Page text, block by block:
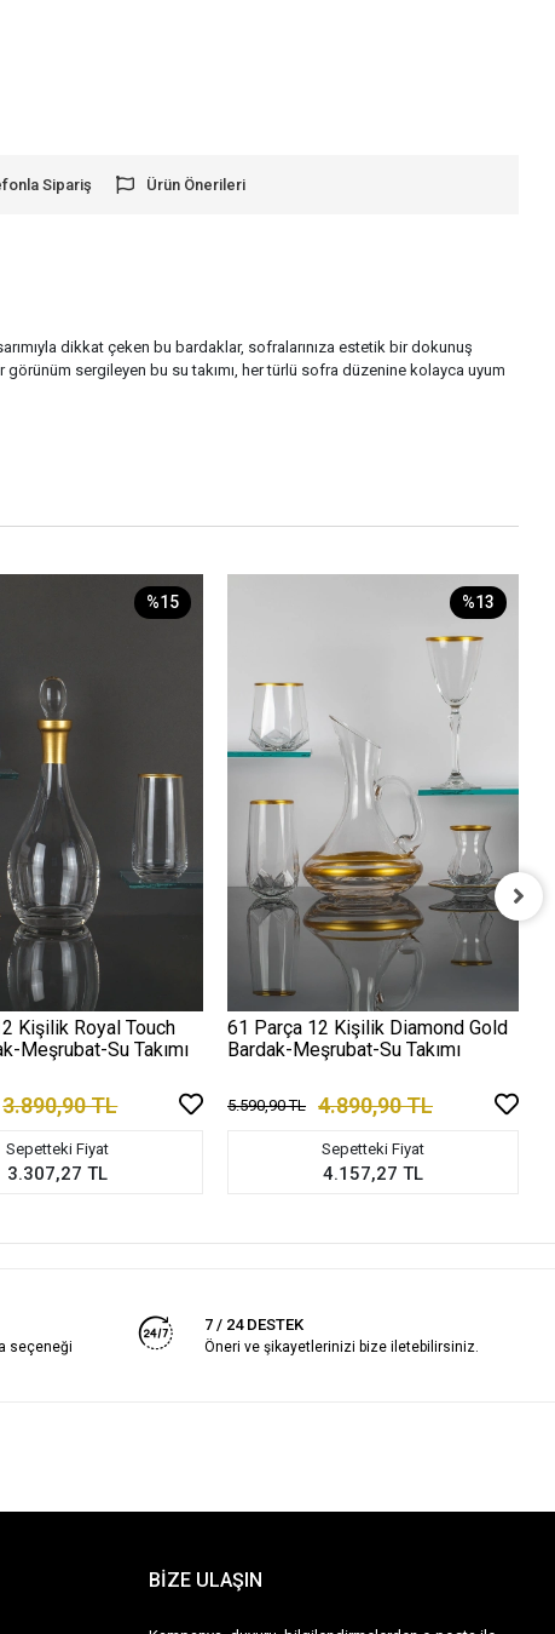
Sipariş Ürün Önerileri
dikkat çeken bu bardaklar, sofralarınıza estetik bir dokunuş
görünüm sergileyen bu su takımı, her türlü sofra düzenine kolayca uyum
%15
Kişilik Royal Touch
Meşrubat-Su Takımı
3.890,90 TL
Sepetteki Fiyat
3.307,27 TL
%13
61 Parça 12 Kişilik Diamond Gold
Bardak-Meşrubat-Su Takımı
5.590,90 TL 4.890,90 TL
Sepetteki Fiyat
4.157,27 TL
seçeneği
7 / 24 DESTEK
Öneri ve şikayetlerinizi bize iletebilirsiniz.
BİZE ULAŞIN